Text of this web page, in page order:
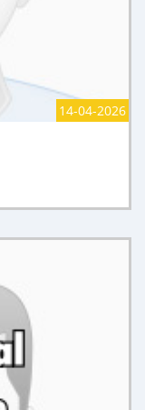
14-04-2026